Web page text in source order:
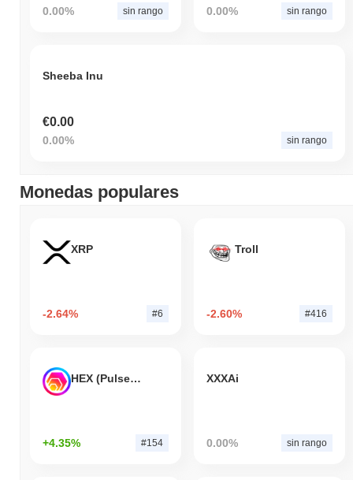
0.00% sin rango 0.00% sin rango
Sheeba Inu
€0.00
0.00% sin rango
Monedas populares
XRP
-2.64% #6
Troll
-2.60% #416
HEX (Pulsechain)
+4.35% #154
XXXAi
0.00% sin rango